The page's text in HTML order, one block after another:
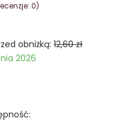
0)
obniżką: 12,60 zł
2026